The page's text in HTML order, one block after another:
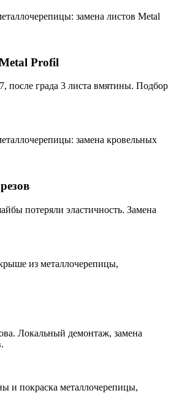
Profil
после града 3 листа вмятины. Подбор
потеряли эластичность. Замена
Локальный демонтаж, замена